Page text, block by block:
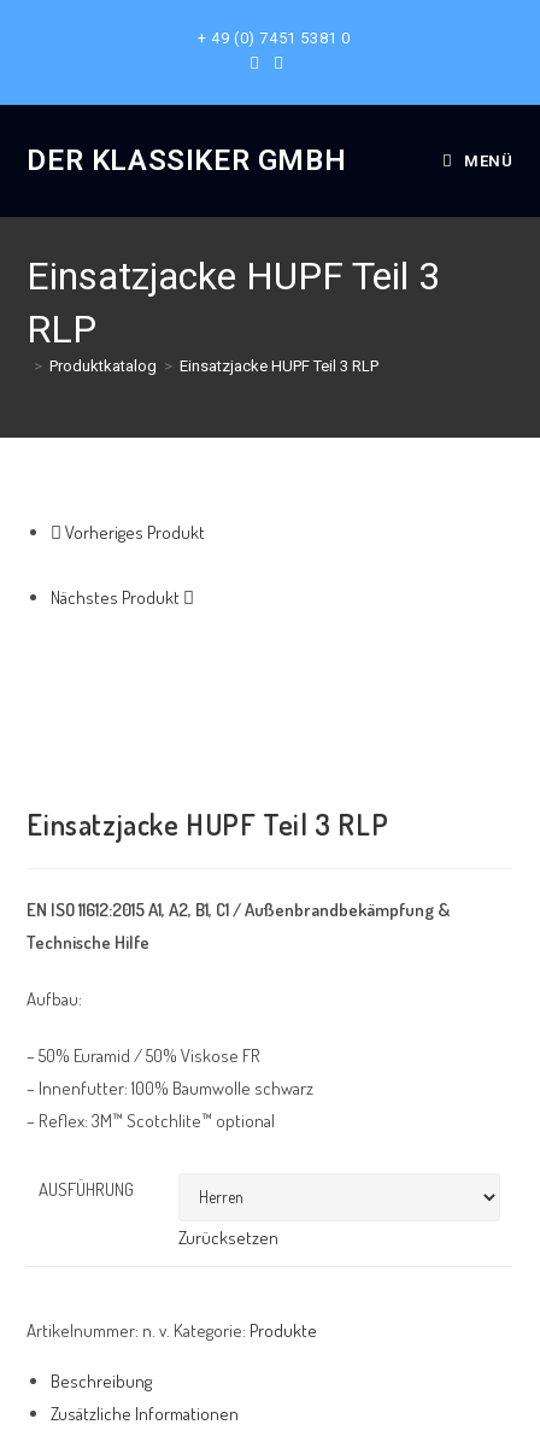
+ 49 (0) 7451 5381 0
DER KLASSIKER GMBH MENÜ
Einsatzjacke HUPF Teil 3
RLP
> Produktkatalog > Einsatzjacke HUPF Teil 3 RLP
Vorheriges Produkt
Nächstes Produkt
Einsatzjacke HUPF Teil 3 RLP
EN ISO 11612:2015 A1, A2, B1, C1 / Außenbrandbekämpfung &
Technische Hilfe
Aufbau:
– 50% Euramid / 50% Viskose FR
– Innenfutter: 100% Baumwolle schwarz
– Reflex: 3M™ Scotchlite™ optional
AUSFÜHRUNG
Zurücksetzen
Artikelnummer: n. v. Kategorie: Produkte
Beschreibung
Zusätzliche Informationen